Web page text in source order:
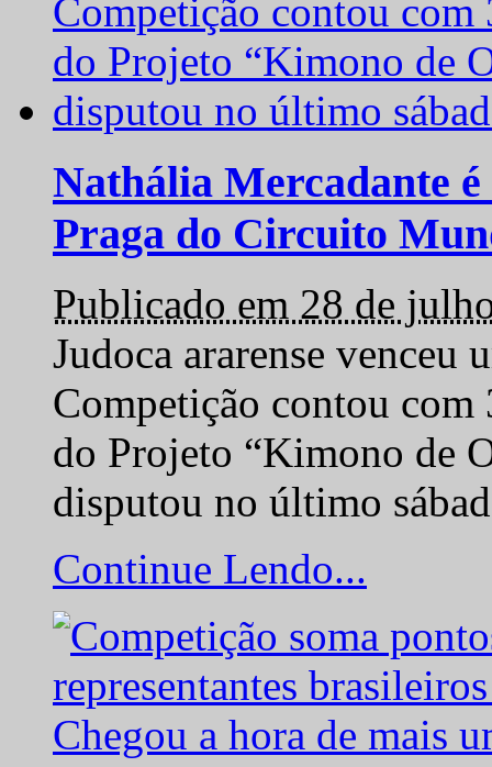
Nathália Mercadante
Praga do Circuito
Publicado em 28 de
Judoca ararense venceu
Competição contou com
do Projeto “Kimono de
disputou no último
Continue Lendo...